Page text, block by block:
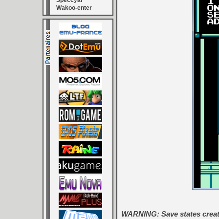
Wakoo-enter
WARNING: Save states